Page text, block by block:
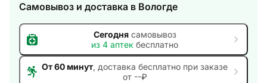
Самовывоз и доставка в Вологде
Сегоднясамовывоз
из 4 аптек бесплатно
От 60 минут, доставка бесплатно при заказе
от --₽